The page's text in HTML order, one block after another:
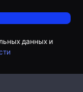
данных и